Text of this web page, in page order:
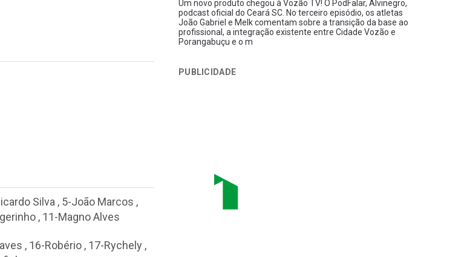
Silva , 5-João Marcos ,
, 11-Magno Alves
, 16-Robério , 17-Rychely ,
Um novo produto chegou à Vozão TV! O PodFalar, Alvinegro,
podcast oficial do Ceará SC. No terceiro episódio, os atletas
João Gabriel e Melk comentam sobre a transição da base ao
profissional, a integração existente entre Cidade Vozão e
Porangabuçu e o m
PUBLICIDADE